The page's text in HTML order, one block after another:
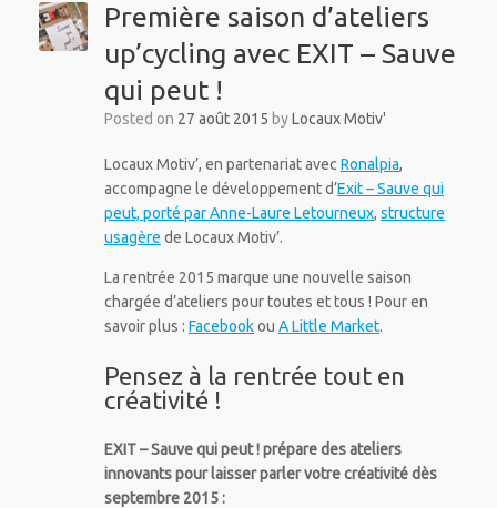
Première saison d’ateliers
up’cycling avec EXIT – Sauve
qui peut !
Posted on 27 août 2015 byLocaux Motiv'
Locaux Motiv’, en partenariat avec Ronalpia,
accompagne le développement d’Exit – Sauve qui
peut, porté par Anne-Laure Letourneux, structure
usagère de Locaux Motiv’.
La rentrée 2015 marque une nouvelle saison
chargée d’ateliers pour toutes et tous ! Pour en
savoir plus : Facebookou A Little Market.
Pensez à la rentrée tout en
créativité !
EXIT – Sauve qui peut ! prépare des ateliers
innovants pour laisser parler votre créativité dès
septembre 2015 :